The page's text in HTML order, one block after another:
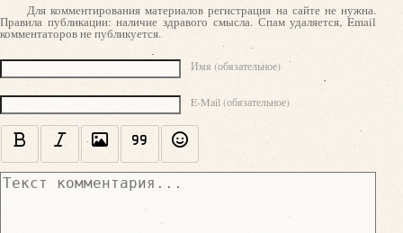
Для комментирования материалов регистрация на сайте не нужна.
Правила публикации: наличие здравого смысла. Спам удаляется, Email
комментаторов не публикуется.
Имя (обязательное)
E-Mail (обязательное)
Текст комментария